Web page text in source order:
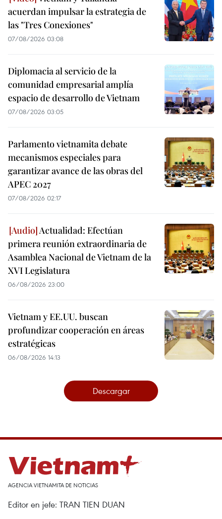
acuerdan impulsar la estrategia de
las "Tres Conexiones"
07/08/2026 03:08
Diplomacia al servicio de la
comunidad empresarial amplía
espacio de desarrollo de Vietnam
07/08/2026 03:05
Parlamento vietnamita debate
mecanismos especiales para
garantizar avance de las obras del
APEC 2027
07/08/2026 02:17
Actualidad: Efectúan
primera reunión extraordinaria de
Asamblea Nacional de Vietnam de la
XVI Legislatura
06/08/2026 23:00
Vietnam y EE.UU. buscan
profundizar cooperación en áreas
estratégicas
06/08/2026 14:13
Descargar
AGENCIA VIETNAMITA DE NOTICIAS
Editor en jefe: TRAN TIEN DUAN